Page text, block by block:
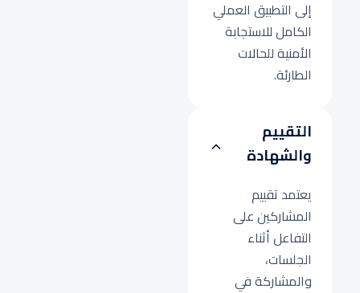
إلى التطبيق العملي
الكامل للاستجابة
الأمنية للحالات
الطارئة.
التقييم
والشهادة
يعتمد تقييم
المشاركين على
التفاعل أثناء
الجلسات،
والمشاركة في